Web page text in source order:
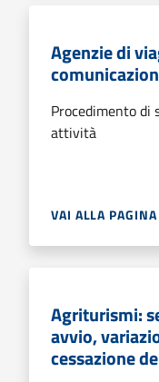
Agenzie di
Procedimento di
attività
VAI ALLA PAGINA
Agriturismi:
avvio,
cessazione